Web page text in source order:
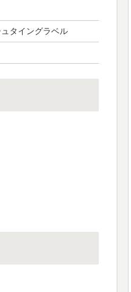
タイングラベル